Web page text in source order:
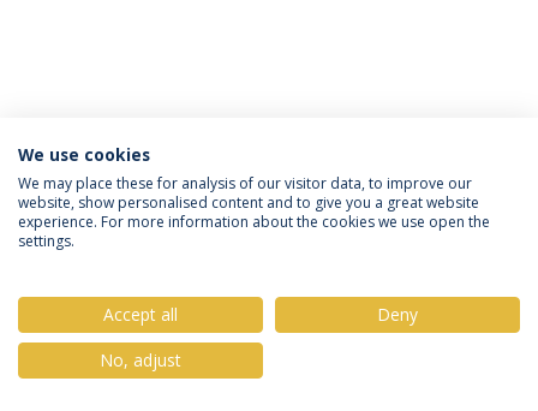
Política de Privacidade
Termos & Condições
Direitos do Titular dos Dados
© 2026 Universidade Católica Portuguesa
We use cookies
We may place these for analysis of our visitor data, to improve our
website, show personalised content and to give you a great website
experience. For more information about the cookies we use open the
settings.
Accept all
Deny
No, adjust